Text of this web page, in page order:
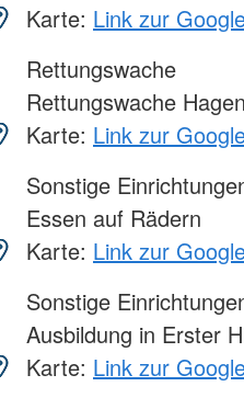
Karte: Link zur
Rettungswache
Rettungswache Hagen
Karte: Link zur
Sonstige
Essen auf Rädern
Karte: Link zur
Sonstige
Ausbildung in Erster
Karte: Link zur